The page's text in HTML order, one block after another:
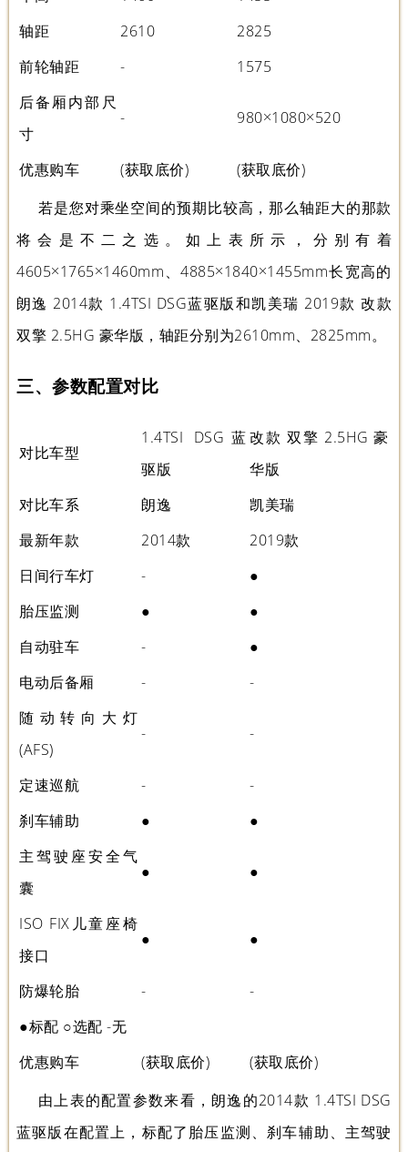
轴距
2610
2825
前轮轴距
-
1575
后备厢内部尺
寸
- 980×1080×520
优惠购车 (获取底价)
(获取底价)
若是您对乘坐空间的预期比较高，那么轴距大的那款
将会是不二之选。如上表所示，分别有着
4605×1765×1460mm、4885×1840×1455mm长宽高的
朗逸 2014款 1.4TSI DSG蓝驱版和凯美瑞 2019款 改款
双擎 2.5HG 豪华版，轴距分别为2610mm、2825mm。
三、参数配置对比
对比车型
1.4TSI DSG蓝
驱版
改款 双擎 2.5HG 豪
华版
对比车系
朗逸
凯美瑞
最新年款
2014款
2019款
日间行车灯
-
●
胎压监测
●
●
自动驻车
-
●
电动后备厢
-
-
随动转向大灯
(AFS)
- -
定速巡航 -
-
刹车辅助
●
●
主驾驶座安全气
囊
● ●
ISO FIX儿童座椅
接口
● ●
防爆轮胎 -
-
●标配 ○选配 -无
优惠购车
(获取底价)
(获取底价)
由上表的配置参数来看，朗逸的2014款 1.4TSI DSG
蓝驱版在配置上，标配了胎压监测、刹车辅助、主驾驶